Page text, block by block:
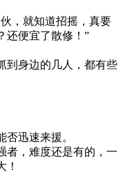
，就知道招摇，真要
还便宜了散修！”
到身边的几人，都有些
迅速来援。
者，难度还是有的，一